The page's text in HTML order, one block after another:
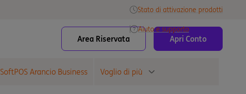
Stato di attivazione prodotti
Aiuto e supporto
Area Riservata Apri Conto
SoftPOS Arancio Business Voglio di più